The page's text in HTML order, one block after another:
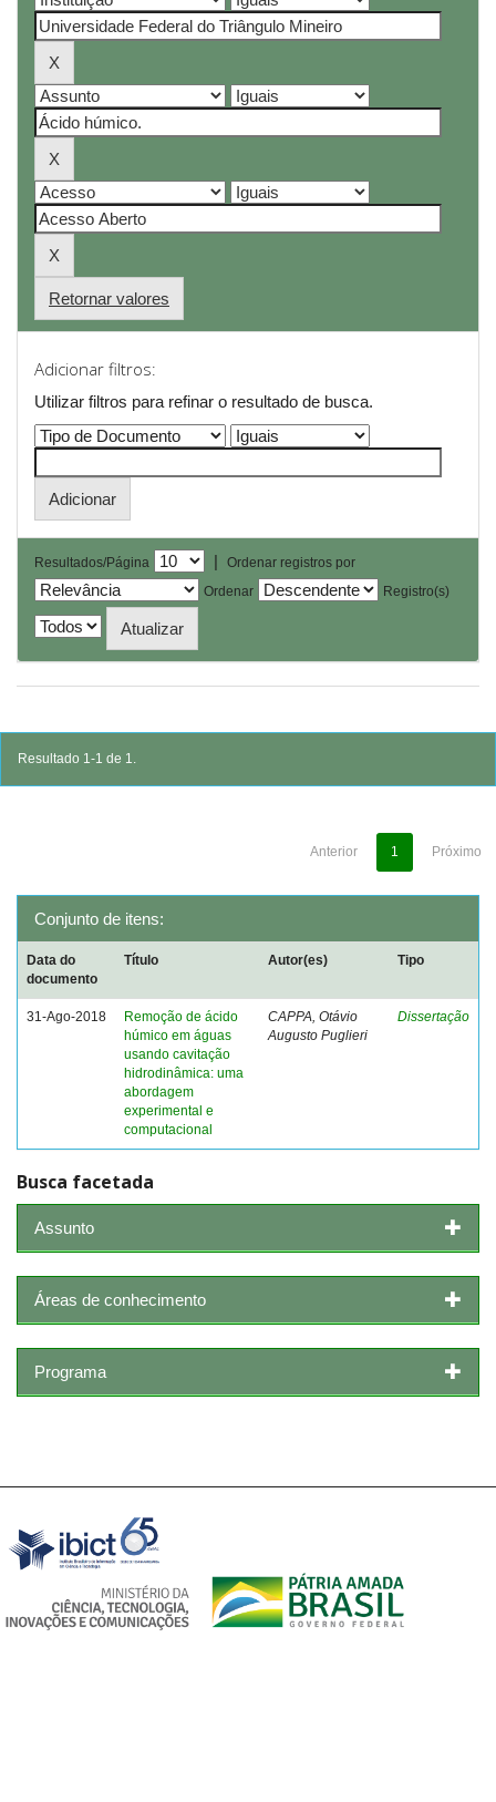
Retornar valores
Adicionar filtros:
Utilizar filtros para refinar o resultado de busca.
Resultados/Página |
Ordenar registros por
Ordenar
Registro(s)
Resultado 1-1 de 1.
Anterior 1 Próximo
Conjunto de itens:
Data do
documento
Título Autor(es) Tipo
31-Ago-2018
Remoção de ácido
húmico em águas
usando cavitação
hidrodinâmica: uma
abordagem
experimental e
computacional
CAPPA, Otávio
Augusto Puglieri
Dissertação
Busca facetada
Assunto
Áreas de conhecimento
Programa